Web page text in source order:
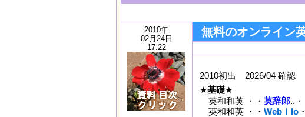
2010年
02月24日
17:22
無料のオンライン
2010初出 2026/04 確認
★基礎
英和和英 ・・ 英辞郎..
英和和英 ・・ Webｌlo